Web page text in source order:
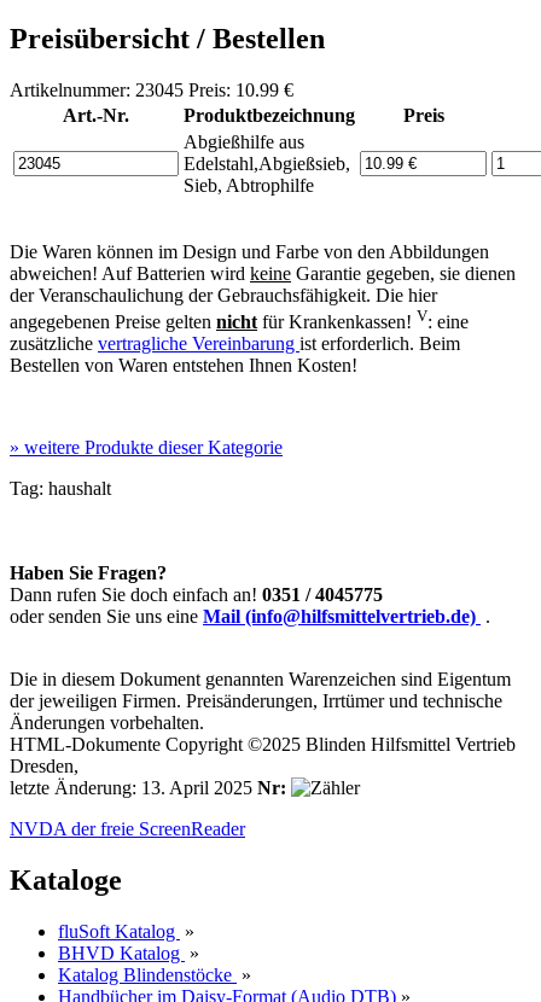
Preisübersicht / Bestellen
Artikelnummer: 23045 Preis: 10.99 €
Art.-Nr.
Produktbezeichnung
Preis
Abgießhilfe aus
Edelstahl,Abgießsieb,
Sieb, Abtrophilfe
Die Waren können im Design und Farbe von den Abbildungen
abweichen! Auf Batterien wird keine Garantie gegeben, sie dienen
der Veranschaulichung der Gebrauchsfähigkeit. Die hier
angegebenen Preise gelten nicht für Krankenkassen! V: eine
zusätzliche vertragliche Vereinbarung ist erforderlich. Beim
Bestellen von Waren entstehen Ihnen Kosten!
» weitere Produkte dieser Kategorie
Tag: haushalt
Haben Sie Fragen?
Dann rufen Sie doch einfach an! 0351 / 4045775
oder senden Sie uns eine Mail (info@hilfsmittelvertrieb.de) .
Die in diesem Dokument genannten Warenzeichen sind Eigentum
der jeweiligen Firmen. Preisänderungen, Irrtümer und technische
Änderungen vorbehalten.
HTML-Dokumente Copyright ©2025 Blinden Hilfsmittel Vertrieb
Dresden,
letzte Änderung: 13. April 2025 Nr:
NVDA der freie ScreenReader
Kataloge
fluSoft Katalog »
BHVD Katalog »
Katalog Blindenstöcke »
Handbücher im Daisy-Format (Audio DTB) »